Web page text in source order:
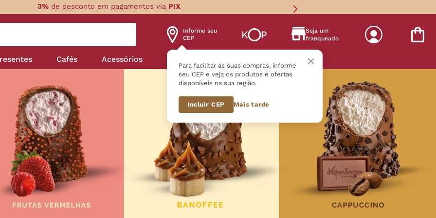
3% de desconto em pagamentos via PIX
Informe seu
CEP
Para facilitar as suas compras, informe
seu CEP e veja os produtos e ofertas
disponíveis na sua região.
Incluir CEP Mais tarde
Seja um
franqueado
Cafés Acessórios